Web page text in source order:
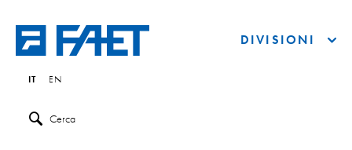
IT EN
Cerca
DIVISIONI